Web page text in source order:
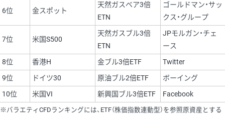
6位 金スポット
天然ガスベア3倍
ETN
ゴールドマン・サッ
クス・グループ
7位 米国S500
天然ガスブル3倍
ETN
JPモルガン・チェ
ース
8位
香港H 金ブル3倍ETF
Twitter
9位
ドイツ30 原油ブル2倍ETF
ボーイング
10位
米国VI 新興国ブル3倍ETF Facebook
※バラエティCFDランキングには、ETF（株価指数連動型）を参照原資産とする